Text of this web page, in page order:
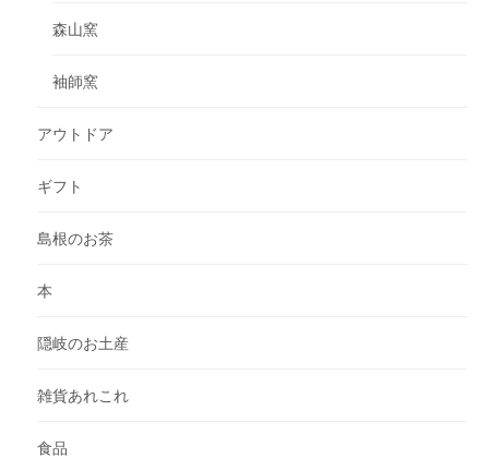
森山窯
袖師窯
アウトドア
ギフト
島根のお茶
本
隠岐のお土産
雑貨あれこれ
食品